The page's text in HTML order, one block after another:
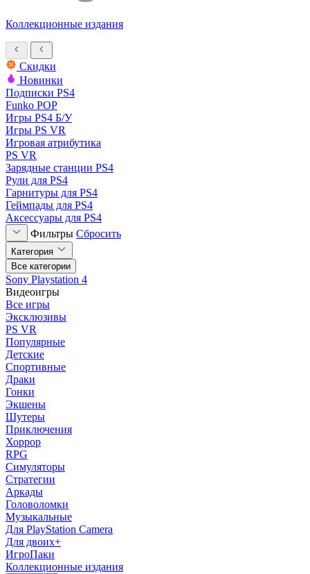
Коллекционные издания
Скидки
Новинки
Подписки PS4
Funko POP
Игры PS4 Б/У
Игры PS VR
Игровая атрибутика
PS VR
Зарядные станции PS4
Рули для PS4
Гарнитуры для PS4
Геймпады для PS4
Аксессуары для PS4
Фильтры Сбросить
Категория
Все категории
Sony Playstation 4
Видеоигры
Все игры
Эксклюзивы
PS VR
Популярные
Детские
Спортивные
Драки
Гонки
Экшены
Шутеры
Приключения
Хоррор
RPG
Симуляторы
Стратегии
Аркады
Головоломки
Музыкальные
Для PlayStation Camera
Для двоих+
ИгроПаки
Коллекционные издания